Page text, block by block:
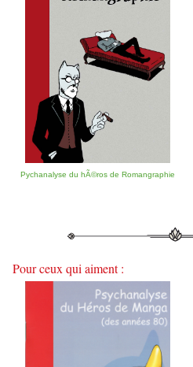
Pychanalyse du hÃ©ros de Romangraphie
Pour ceux qui aiment :